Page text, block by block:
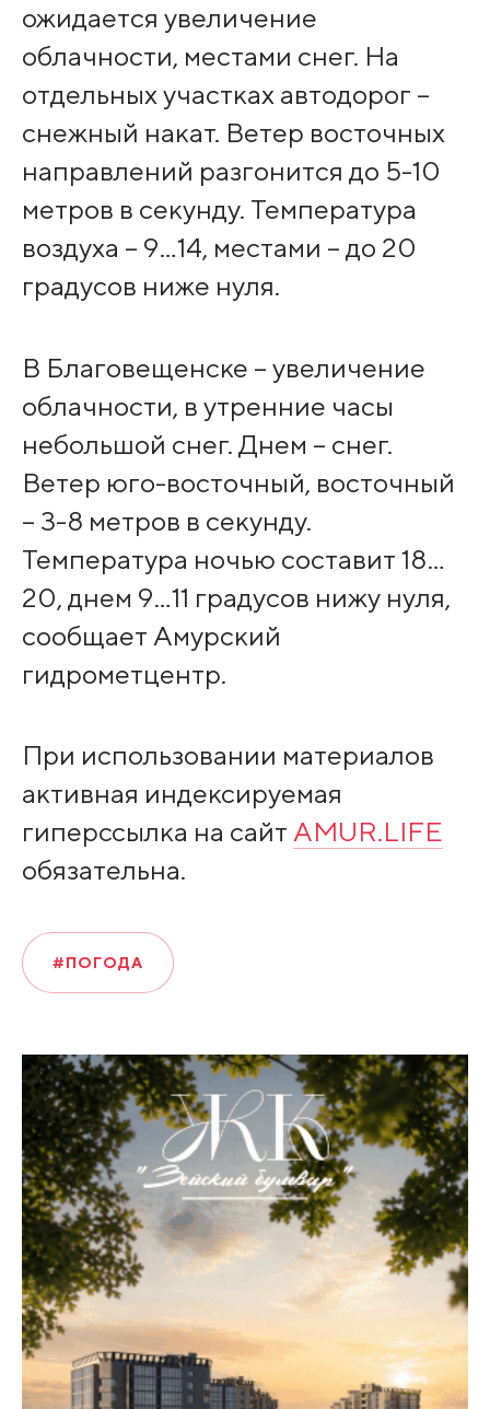
ожидается увеличение
облачности, местами снег. На
отдельных участках автодорог –
снежный накат. Ветер восточных
направлений разгонится до 5-10
метров в секунду. Температура
воздуха – 9…14, местами – до 20
градусов ниже нуля.
В Благовещенске – увеличение
облачности, в утренние часы
небольшой снег. Днем – снег.
Ветер юго-восточный, восточный
– 3-8 метров в секунду.
Температура ночью составит 18…
20, днем 9…11 градусов нижу нуля,
сообщает Амурский
гидрометцентр.
При использовании материалов
активная индексируемая
гиперссылка на сайт AMUR.LIFE
обязательна.
#ПОГОДА